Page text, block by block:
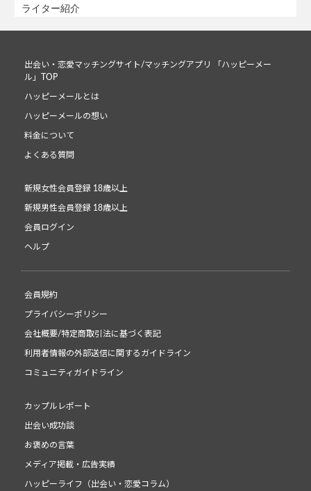
ライター紹介
出会い・恋愛マッチングサイト/マッチングアプリ 「ハッピーメー
ル」TOP
ハッピーメールとは
ハッピーメールの想い
料金について
よくある質問
新規女性会員登録 18歳以上
新規男性会員登録 18歳以上
会員ログイン
ヘルプ
会員規約
プライバシーポリシー
会社概要/特定商取引法に基づく表記
利用者情報の外部送信に関するガイドライン
コミュニティガイドライン
カップルレポート
出会い成功談
お褒めの言葉
メディア掲載・広告実績
ハッピーライフ（出会い・恋愛コラム）